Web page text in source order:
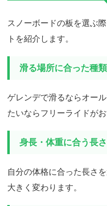
スノーボードの板を選ぶ
トを紹介します。
滑る場所に合った種
ゲレンデで滑るならオー
たいならフリーライドがお
身長・体重に合う長
自分の体格に合った長さ
大きく変わります。